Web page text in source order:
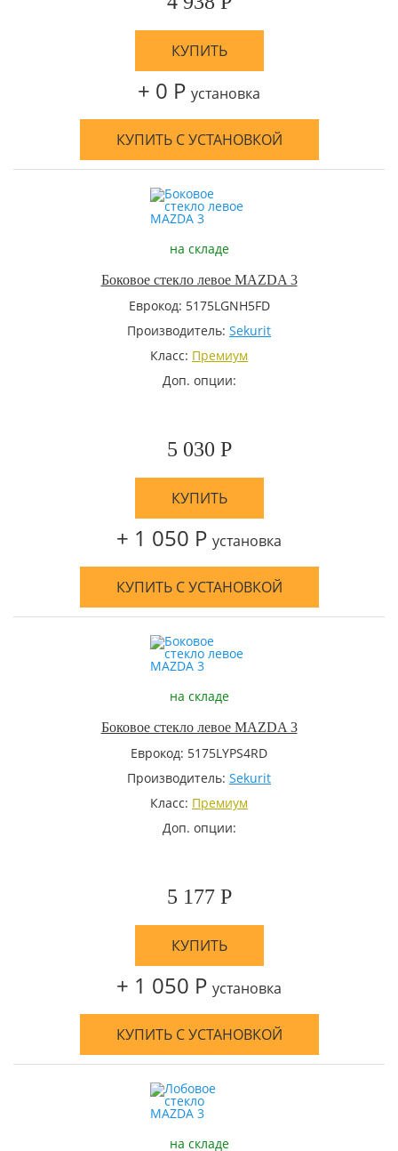
КУПИТЬ
+ 0 Р установка
КУПИТЬ С УСТАНОВКОЙ
на складе
Боковое стекло левое MAZDA 3
Еврокод: 5175LGNH5FD
Производитель: Sekurit
Класс: Премиум
Доп. опции:
5 030 Р
КУПИТЬ
+ 1 050 Р установка
КУПИТЬ С УСТАНОВКОЙ
на складе
Боковое стекло левое MAZDA 3
Еврокод: 5175LYPS4RD
Производитель: Sekurit
Класс: Премиум
Доп. опции:
5 177 Р
КУПИТЬ
+ 1 050 Р установка
КУПИТЬ С УСТАНОВКОЙ
на складе